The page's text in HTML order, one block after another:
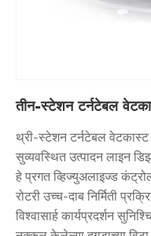
तीन-स्टेशन टर्नटेबल
थ्री-स्टेशन टर्नटेबल वेटकास्ट
सुव्यवस्थित उत्पादन लाइन
हे प्रगत व्हिज्युअलाइज्ड
रोटरी उच्च-दाब निर्मिती
विश्वासार्ह कार्यप्रदर्शन